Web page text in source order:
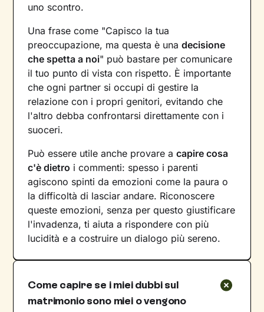
uno scontro.
Una frase come "Capisco la tua
preoccupazione, ma questa è unadecisione
che spetta a noi" può bastare per comunicare
il tuo punto di vista con rispetto. È importante
che ogni partner si occupi di gestire la
relazione con i propri genitori, evitando che
l'altro debba confrontarsi direttamente con i
suoceri.
Può essere utile anche provare acapire cosa
c'è dietro i commenti: spesso i parenti
agiscono spinti da emozioni come la paura o
la difficoltà di lasciar andare. Riconoscere
queste emozioni, senza per questo giustificare
l'invadenza, ti aiuta a rispondere con più
lucidità e a costruire un dialogo più sereno.
Come capire se i miei dubbi sul
matrimonio sono miei o vengono